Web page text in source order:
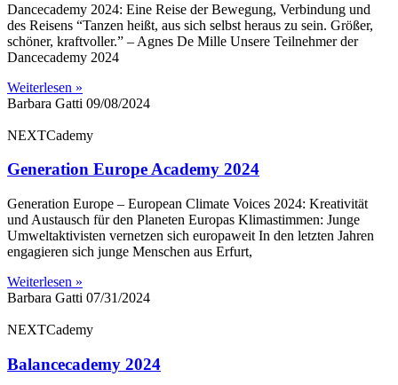
Dancecademy 2024: Eine Reise der Bewegung, Verbindung und
des Reisens “Tanzen heißt, aus sich selbst heraus zu sein. Größer,
schöner, kraftvoller.” – Agnes De Mille Unsere Teilnehmer der
Dancecademy 2024
Weiterlesen »
Barbara Gatti 09/08/2024
NEXTCademy
Generation Europe Academy 2024
Generation Europe – European Climate Voices 2024: Kreativität
und Austausch für den Planeten Europas Klimastimmen: Junge
Umweltaktivisten vernetzen sich europaweit In den letzten Jahren
engagieren sich junge Menschen aus Erfurt,
Weiterlesen »
Barbara Gatti 07/31/2024
NEXTCademy
Balancecademy 2024